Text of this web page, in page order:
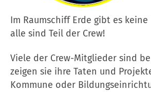
Im Raumschiff Erde gibt es keine
alle sind Teil der Crew!
Viele der Crew-Mitglieder sind
zeigen sie ihre Taten und
Kommune oder